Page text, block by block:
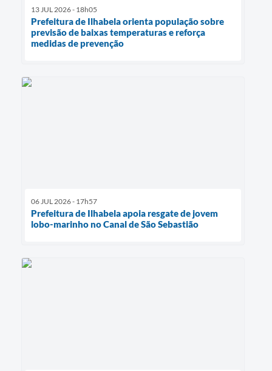
13 JUL 2026 - 18h05
Prefeitura de Ilhabela orienta população sobre
previsão de baixas temperaturas e reforça
medidas de prevenção
06 JUL 2026 - 17h57
Prefeitura de Ilhabela apoia resgate de jovem
lobo-marinho no Canal de São Sebastião